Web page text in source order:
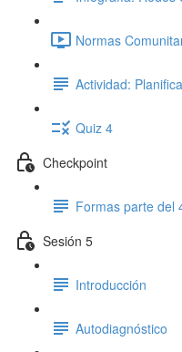
Normas
Actividad:
Quiz 4
Checkpoint
Formas parte del
Sesión 5
Introducción
Autodiagnóstico